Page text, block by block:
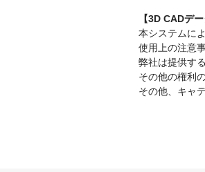
【3D CADデ
本システムに
使用上の注意
弊社は提供す
その他の権利
その他、キャ